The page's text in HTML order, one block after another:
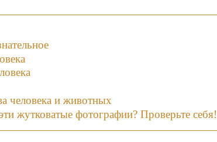
человека и животных
жутковатые фотографии? Проверьте себя!